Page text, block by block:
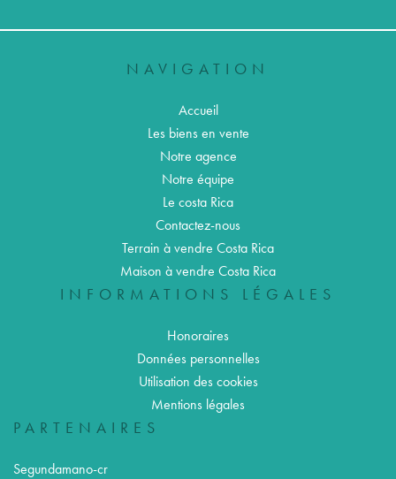
NAVIGATION
Accueil
Les biens en vente
Notre agence
Notre équipe
Le costa Rica
Contactez-nous
Terrain à vendre Costa Rica
Maison à vendre Costa Rica
INFORMATIONS LÉGALES
Honoraires
Données personnelles
Utilisation des cookies
Mentions légales
PARTENAIRES
Segundamano-cr